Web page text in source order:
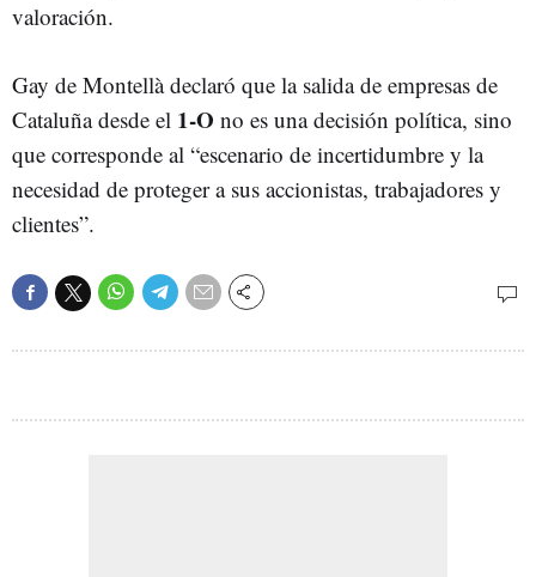
valoración.
Gay de Montellà declaró que la salida de empresas de
Cataluña desde el 1-O no es una decisión política, sino
que corresponde al “escenario de incertidumbre y la
necesidad de proteger a sus accionistas, trabajadores y
clientes”.